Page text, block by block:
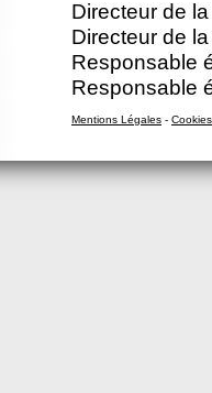
Directeur de
Directeur de
Responsable
Responsable
Mentions Légales - Cookies